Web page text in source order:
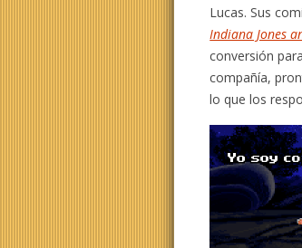
Lucas. Sus
Indiana Jones
conversión para
compañía,
lo que los